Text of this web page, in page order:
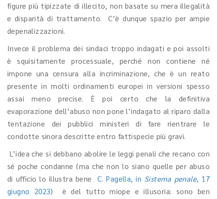
figure più tipizzate di illecito, non basate su mera illegalità
e disparità di trattamento. C’è dunque spazio per ampie
depenalizzazioni.
Invece il problema dei sindaci troppo indagati e poi assolti
è squisitamente processuale, perché non contiene né
impone una censura alla incriminazione, che è un reato
presente in molti ordinamenti europei in versioni spesso
assai meno precise. È poi certo che la definitiva
evaporazione dell’abuso non pone l’indagato al riparo dalla
tentazione dei pubblici ministeri di fare rientrare le
condotte sinora descritte entro fattispecie più gravi.
L’idea che si debbano abolire le leggi penali che recano con
sé poche condanne (ma che non lo siano quelle per abuso
di ufficio lo illustra bene C. Pagella, in Sistema penale, 17
giugno 2023) è del tutto miope e illusoria: sono ben